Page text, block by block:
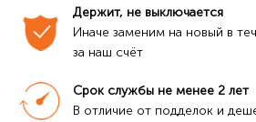
Держит, не выключается
Иначе заменим на новый в
за наш счёт
Срок службы не менее 2 лет
В отличие от подделок и